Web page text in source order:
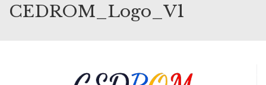
CEDROM_Logo_V1